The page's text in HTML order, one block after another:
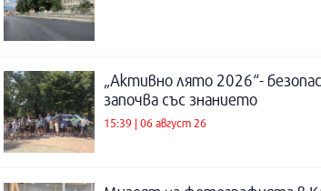
„Активно лято 2026“-
започва със знанието
15:39 | 06 август 26